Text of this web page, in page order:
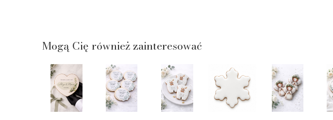
Mogą Cię również zainteresować